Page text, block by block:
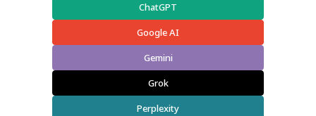
ChatGPT
Google AI
Gemini
Grok
Perplexity